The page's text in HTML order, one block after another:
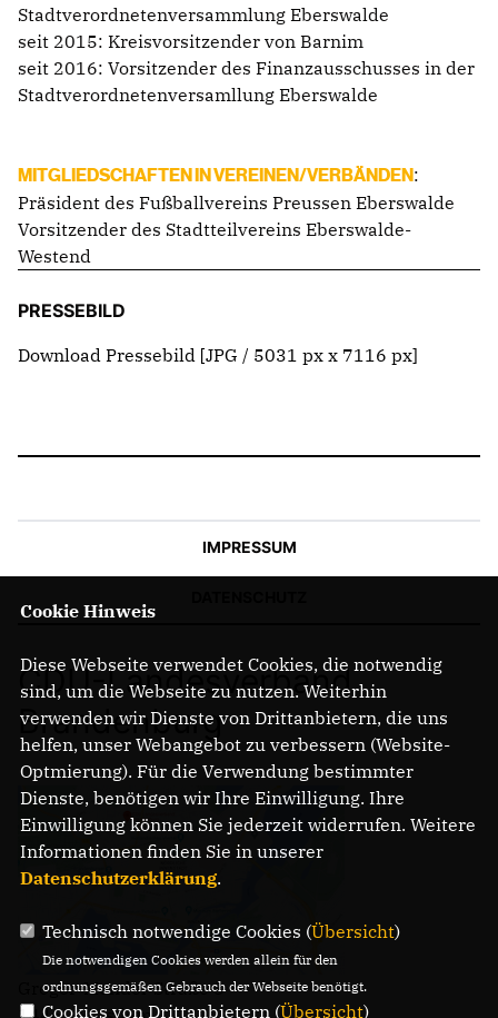
Stadtverordnetenversammlung Eberswalde
seit 2015: Kreisvorsitzender von Barnim
seit 2016: Vorsitzender des Finanzausschusses in der
Stadtverordnetenversamllung Eberswalde
MITGLIEDSCHAFTEN IN VEREINEN/VERBÄNDEN:
Präsident des Fußballvereins Preussen Eberswalde
Vorsitzender des Stadtteilvereins Eberswalde-
Westend
PRESSEBILD
Download Pressebild [JPG / 5031 px x 7116 px]
IMPRESSUM
CDU-Landesverband
Brandenburg
Gregor-Mendel-Straße 3
Cookie Hinweis
Diese Webseite verwendet Cookies, die notwendig
sind, um die Webseite zu nutzen. Weiterhin
verwenden wir Dienste von Drittanbietern, die uns
helfen, unser Webangebot zu verbessern (Website-
Optmierung). Für die Verwendung bestimmter
Dienste, benötigen wir Ihre Einwilligung. Ihre
Einwilligung können Sie jederzeit widerrufen. Weitere
Informationen finden Sie in unserer
Datenschutzerklärung.
Technisch notwendige Cookies (Übersicht)
Die notwendigen Cookies werden allein für den
ordnungsgemäßen Gebrauch der Webseite benötigt.
Cookies von Drittanbietern (Übersicht)